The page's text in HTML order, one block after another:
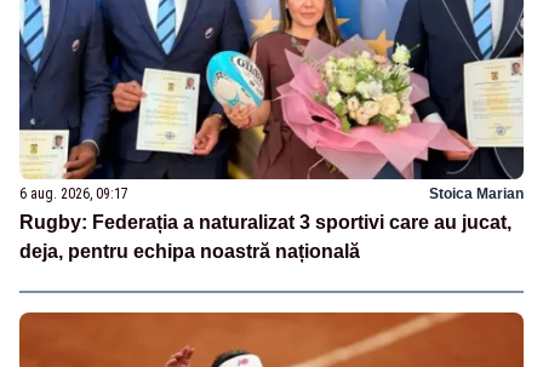
6 aug. 2026, 09:17 Stoica Marian
Rugby: Federația a naturalizat 3 sportivi care au jucat,
deja, pentru echipa noastră națională